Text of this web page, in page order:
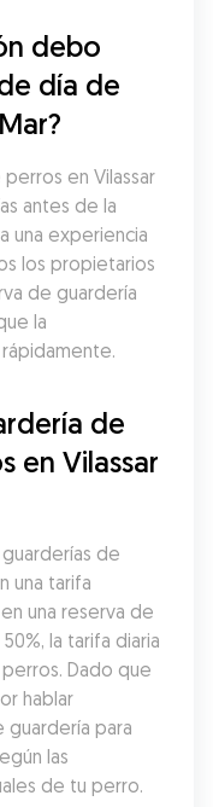
debo
día de
en Vilassar
antes de la
una experiencia
los propietarios
de guardería
la
de
en Vilassar
de
una tarifa
una reserva de
la tarifa diaria
Dado que
hablar
para
las
de tu perro.